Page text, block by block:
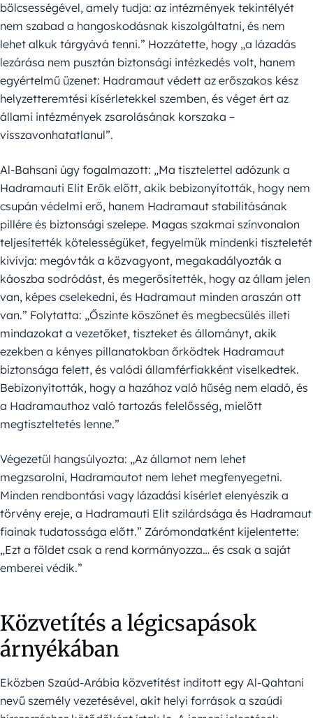
bölcsességével, amely tudja: az intézmények tekintélyét
nem szabad a hangoskodásnak kiszolgáltatni, és nem
lehet alkuk tárgyává tenni.” Hozzátette, hogy „a lázadás
lezárása nem pusztán biztonsági intézkedés volt, hanem
egyértelmű üzenet: Hadramaut védett az erőszakos kész
helyzetteremtési kísérletekkel szemben, és véget ért az
állami intézmények zsarolásának korszaka –
visszavonhatatlanul”.
Al-Bahsani úgy fogalmazott: „Ma tisztelettel adózunk a
Hadramauti Elit Erők előtt, akik bebizonyították, hogy nem
csupán védelmi erő, hanem Hadramaut stabilitásának
pillére és biztonsági szelepe. Magas szakmai színvonalon
teljesítették kötelességüket, fegyelmük mindenki tiszteletét
kivívja: megóvták a közvagyont, megakadályozták a
káoszba sodródást, és megerősítették, hogy az állam jelen
van, képes cselekedni, és Hadramaut minden araszán ott
van.” Folytatta: „Őszinte köszönet és megbecsülés illeti
mindazokat a vezetőket, tiszteket és állományt, akik
ezekben a kényes pillanatokban őrködtek Hadramaut
biztonsága felett, és valódi államférfiakként viselkedtek.
Bebizonyították, hogy a hazához való hűség nem eladó, és
a Hadramauthoz való tartozás felelősség, mielőtt
megtiszteltetés lenne.”
Végezetül hangsúlyozta: „Az államot nem lehet
megzsarolni, Hadramautot nem lehet megfenyegetni.
Minden rendbontási vagy lázadási kísérlet elenyészik a
törvény ereje, a Hadramauti Elit szilárdsága és Hadramaut
fiainak tudatossága előtt.” Zárómondatként kijelentette:
„Ezt a földet csak a rend kormányozza… és csak a saját
emberei védik.”
Közvetítés a légicsapások
árnyékában
Eközben Szaúd-Arábia közvetítést indított egy Al-Qahtani
nevű személy vezetésével, akit helyi források a szaúdi